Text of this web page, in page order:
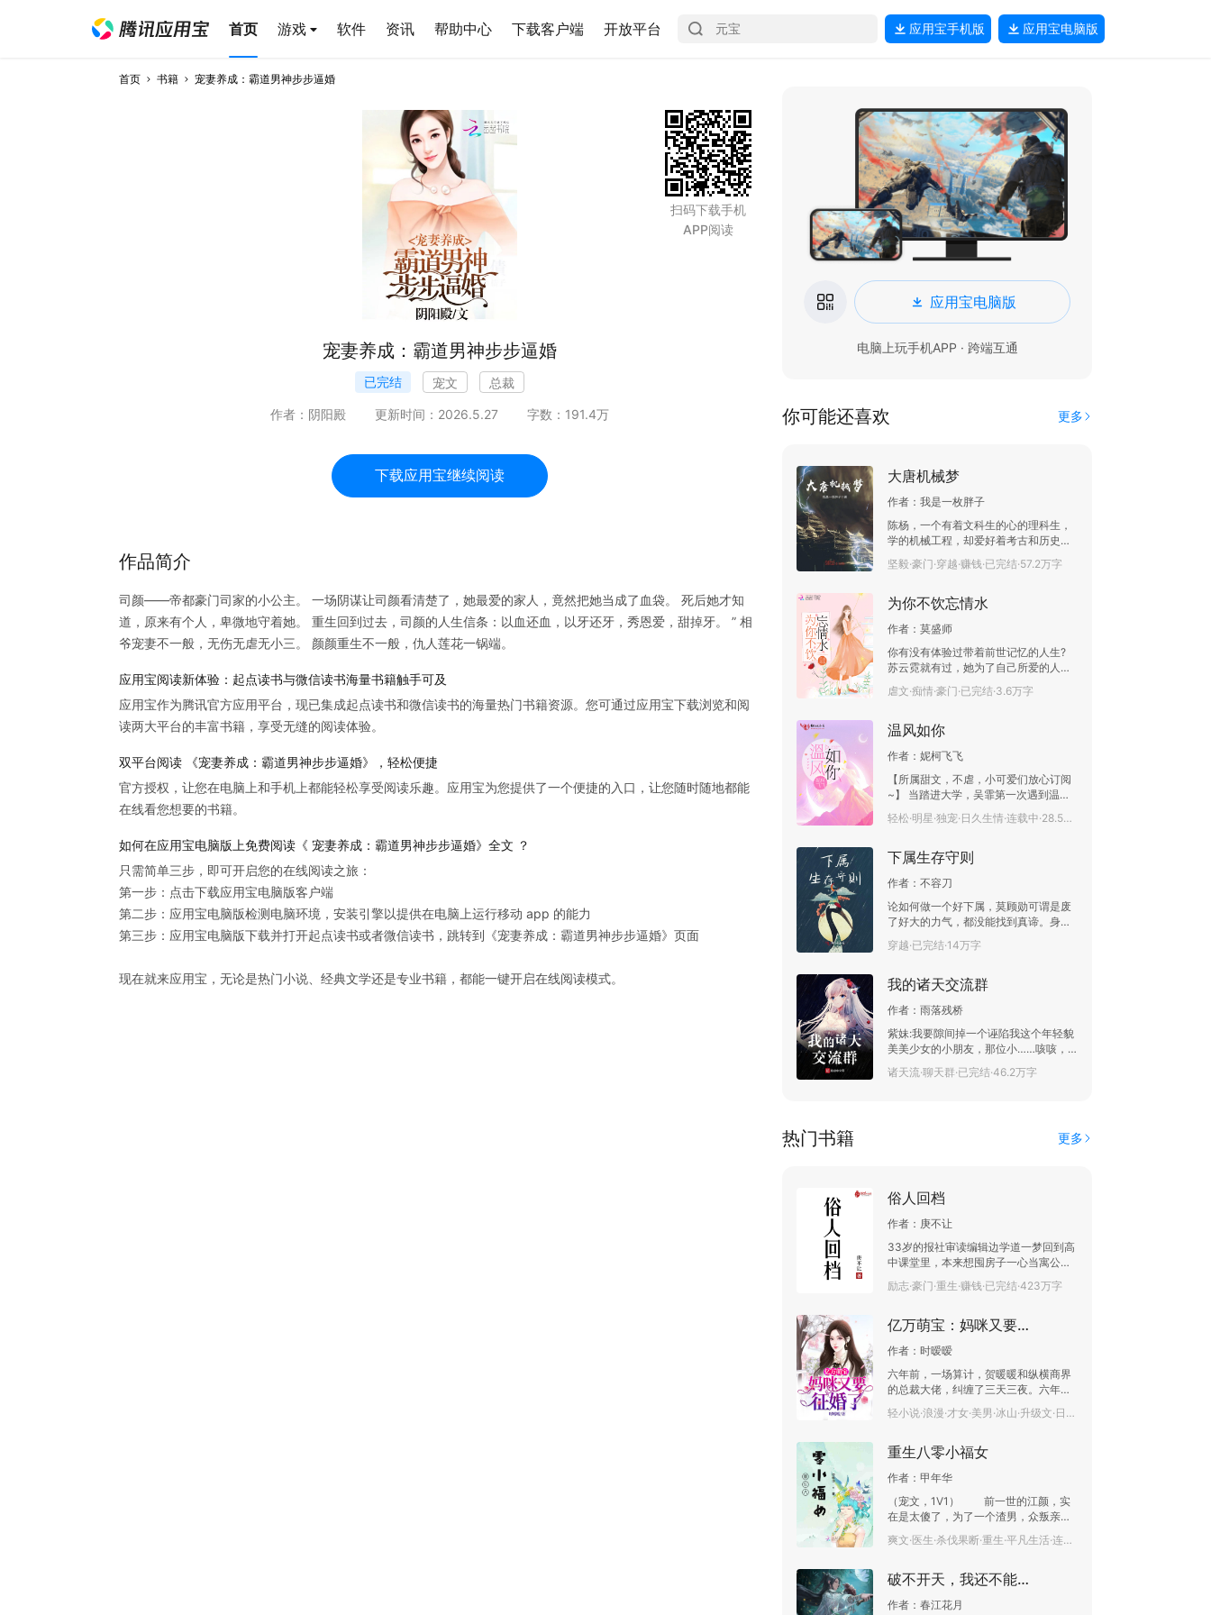
首页 游戏 软件 资讯 帮助中心 下载客户端 开放平台 应用宝手机版 应用宝电脑版
首页 书籍 宠妻养成：霸道男神步步逼婚
宠妻养成：霸道男神步步逼婚
已完结 宠文 总裁
作者： 阴阳殿 更新时间： 2026.5.27 字数： 191.4万
下载应用宝继续阅读
扫码下载手机
APP阅读
作品简介
司颜——帝都豪门司家的小公主。 一场阴谋让司颜看清楚了，她最爱的家人，竟然把她当成了血袋。 死后她才知
道，原来有个人，卑微地守着她。 重生回到过去，司颜的人生信条：以血还血，以牙还牙，秀恩爱，甜掉牙。 ” 相
爷宠妻不一般，无伤无虐无小三。 颜颜重生不一般，仇人莲花一锅端。
应用宝阅读新体验：起点读书与微信读书海量书籍触手可及
应用宝作为腾讯官方应用平台，现已集成起点读书和微信读书的海量热门书籍资源。您可通过应用宝下载浏览和阅
读两大平台的丰富书籍，享受无缝的阅读体验。
双平台阅读 《宠妻养成：霸道男神步步逼婚》，轻松便捷
官方授权，让您在电脑上和手机上都能轻松享受阅读乐趣。应用宝为您提供了一个便捷的入口，让您随时随地都能
在线看您想要的书籍。
如何在应用宝电脑版上免费阅读《 宠妻养成：霸道男神步步逼婚》全文 ？
只需简单三步，即可开启您的在线阅读之旅：
第一步：点击下载应用宝电脑版客户端
第二步：应用宝电脑版检测电脑环境，安装引擎以提供在电脑上运行移动 app 的能力
第三步：应用宝电脑版下载并打开起点读书或者微信读书，跳转到《宠妻养成：霸道男神步步逼婚》页面
现在就来应用宝，无论是热门小说、经典文学还是专业书籍，都能一键开启在线阅读模式。
应用宝电脑版
电脑上玩手机APP · 跨端互通
你可能还喜欢 更多
大唐机械梦
作者： 我是一枚胖子
陈杨，一个有着文科生的心的理科生，
学的机械工程，却爱好着考古和历史，
毕业以后，厮混在一家专门做考古器械
的公司，慢慢的熟识了一众考古大佬。
一次对于乾陵周边发掘的工作，让他穿
我们看这个文艺范的理科生如何使用自
己的知识在大唐翻云覆雨。 本书的交流
群已经建好，希望各位感兴趣的大大加
群号:935484787
坚毅·豪门·穿越·赚钱·已完结·57.2万字
为你不饮忘情水
作者： 莫盛师
你有没有体验过带着前世记忆的人生?
苏云霓就有过，她为了自己所爱的人，
拒绝喝下了孟婆茶，获得了新生。 世界
这么大，她以为自己不会遇见他，一次
他。 她对裴翎寒说：“你好！” 崭新的一
虐文·痴情·豪门·已完结·3.6万字
温风如你
作者： 妮柯飞飞
【所属甜文，不虐，小可爱们放心订阅
~】 当踏进大学，吴霏第一次遇到温煦
的时候，吴霏就知道自己逃不掉了。这
个个子高高，善良温暖的大男孩，在刹
爱上了月亮，那么你身边的所有星星都
亮下渺小存在，虽然向往，可又心生畏
惧。” 由于这份胆怯，她决定把这份喜
欢深深的埋藏在心里，刻意保持与他之
道，她在身后默默的帮他应援。 他毕业
面。 只是她从来不知，他对她始终有些
许照顾；她不知，他认为她对他并无好
感；她不知，她看着他哭时，他很想问
上的人，终究不能齐头并进，直到他离
开七年后，彼此以全新的身份再相见...
只是，这一次我们是否还会错过呢？
轻松·明星·独宠·日久生情·连载中·28.5万字
下属生存守则
作者： 不容刀
论如何做一个好下属，莫顾勋可谓是废
了好大的力气，都没能找到真谛。身边
一群上司，各个都要讨好，各个都想要
一个听话好使的手下，她表示很犯难。
就是抱好最大老板的大腿。（皇上，丞
有人参他，敢欺负朕的人，朕要好好治
治他。）
穿越·已完结·14万字
我的诸天交流群
作者： 雨落残桥
紫妹:我要隙间掉一个诬陷我这个年轻貌
美美少女的小朋友，那位小……咳咳，
不对那位先生这么幸运呢？ 哈尔乔丹:求
助，绿灯过5了，我要不要立刻跑？ 桐
群主别拦我啊，我要去铜雀台救jojo! 蓝
了一眼聊天群里的愉悦“日常”，方泽面
对自己手中又炸了的世界陷入了沉思。
诸天流·聊天群·已完结·46.2万字
热门书籍 更多
俗人回档
作者： 庚不让
33岁的报社审读编辑边学道一梦回到高
中课堂里，本来想囤房子一心当寓公的
中年大叔依靠长年读报纸的信息积累，
取得耀眼的成就。 事业成功后，边学道
科技创新，弘扬正能量善举，热心社会
成为了一代年轻人的奋斗目标和人生偶
像，谱写出一部现代社会男人的梦幻奋
斗史。
励志·豪门·重生·赚钱·已完结·423万字
亿万萌宝：妈咪又要征婚了
作者： 时暧暧
六年前，一场算计，贺暖暖和纵横商界
的总裁大佬，纠缠了三天三夜。六年
后，一只萌宝主动找上门：爹地，我是
你儿子！墨总：我单身，没女人，哪来
值高，身材好，值得你拥有！墨总：我
味，天天缠着老婆生娃：儿子太孤单
了，我觉得应该再生三个。贺暖暖吓
坏，连夜收拾行李逃走。
轻小说·浪漫·才女·美男·冰山·升级文·日久生情·已完结·106.4万字
重生八零小福女
作者： 甲年华
（宠文，1V1） 前一世的江颜，实
在是太傻了，为了一个渣男，众叛亲
离，家破人亡，而且还把家里的祖传秘
方，毫无保留地送给了渣男，最终自己
命。 重活一世，自己又来到了16
路，自己一定要保护好自己的所有的亲
爽文·医生·杀伐果断·重生·平凡生活·连载中·32.3万字
破不开天，我还不能筑基了？
作者： 春江花月